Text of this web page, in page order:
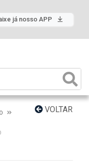
já nosso APP
VOLTAR